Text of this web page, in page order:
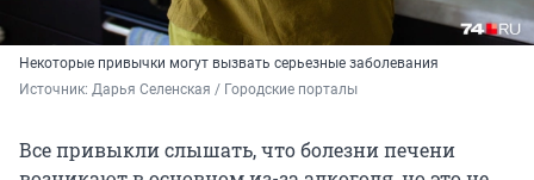
Некоторые привычки могут вызвать серьезные заболевания
Источник: Дарья Селенская / Городские порталы
Все привыкли слышать, что болезни печени